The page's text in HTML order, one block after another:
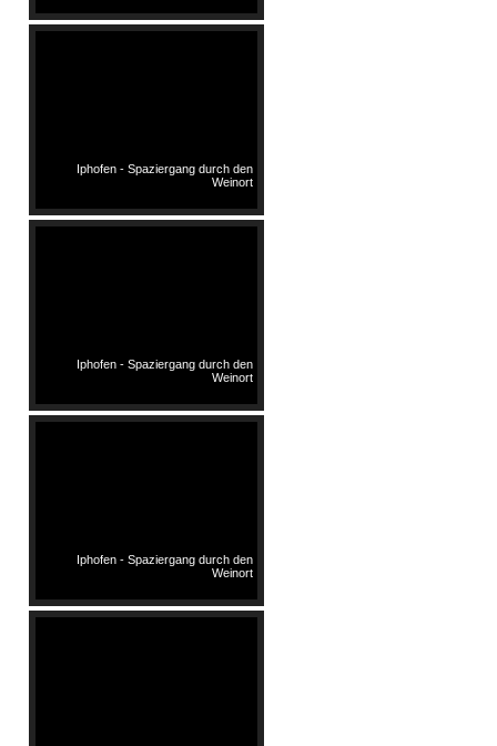
Iphofen - Spaziergang durch den
Weinort
Iphofen - Spaziergang durch den
Weinort
Iphofen - Spaziergang durch den
Weinort